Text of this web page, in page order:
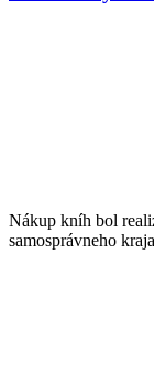
Nákup kníh bol
samosprávneho